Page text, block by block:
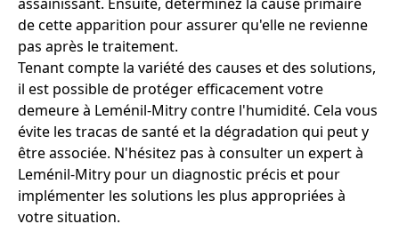
de cette apparition pour assurer qu'elle ne revienne
pas après le traitement.
Tenant compte la variété des causes et des solutions,
il est possible de protéger efficacement votre
demeure à Leménil-Mitry contre l'humidité. Cela vous
évite les tracas de santé et la dégradation qui peut y
être associée. N'hésitez pas à consulter un expert à
Leménil-Mitry pour un diagnostic précis et pour
implémenter les solutions les plus appropriées à
votre situation.